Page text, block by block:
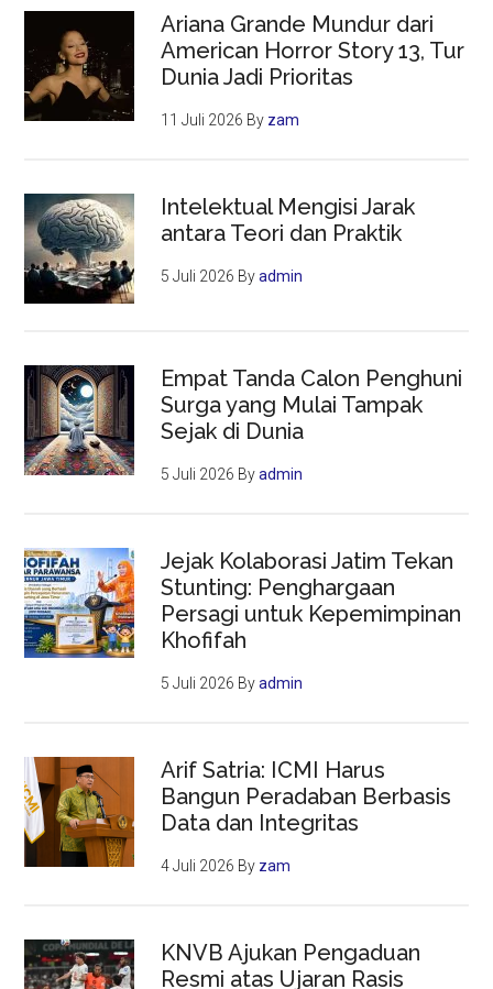
Ariana Grande Mundur dari
American Horror Story 13, Tur
Dunia Jadi Prioritas
11 Juli 2026 By zam
Intelektual Mengisi Jarak
antara Teori dan Praktik
5 Juli 2026 Byadmin
Empat Tanda Calon Penghuni
Surga yang Mulai Tampak
Sejak di Dunia
5 Juli 2026 Byadmin
Jejak Kolaborasi Jatim Tekan
Stunting: Penghargaan
Persagi untuk Kepemimpinan
Khofifah
5 Juli 2026 Byadmin
Arif Satria: ICMI Harus
Bangun Peradaban Berbasis
Data dan Integritas
4 Juli 2026 By zam
KNVB Ajukan Pengaduan
Resmi atas Ujaran Rasis